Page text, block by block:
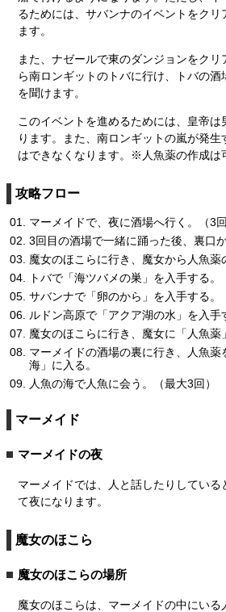
るためには、サバンナのイベントをクリ
ます。
また、ナゼールで東のダンジョンをク
ら南ロンギットのトバに行け、トバの
を聞けます。
このイベントを進めるためには、皇帝は
ります。また、南ロンギットの嵐が発生
はできなくなります。※人魚薬の作成は
攻略フロー
マーメイドで、夜に酒場へ行く。（3回
3回目の酒場で一緒に踊った後、裏口
魔女のほこらに行き、魔女から人魚薬
トバで「海ツバメの巣」を入手する。
サバンナで「卵のから」を入手する。
ルドン高原で「アクア湖の水」を入手
魔女のほこらに行き、魔女に「人魚薬
マーメイドの酒場の裏に行き、人魚薬
海」に入る。
人魚の海で人魚に会う。（最大3回）
マーメイド
マーメイドの夜
マーメイドでは、人と話したりしてい
て夜になります。
魔女のほこら
魔女のほこらの場所
魔女のほこらは、マーメイドの中にいる